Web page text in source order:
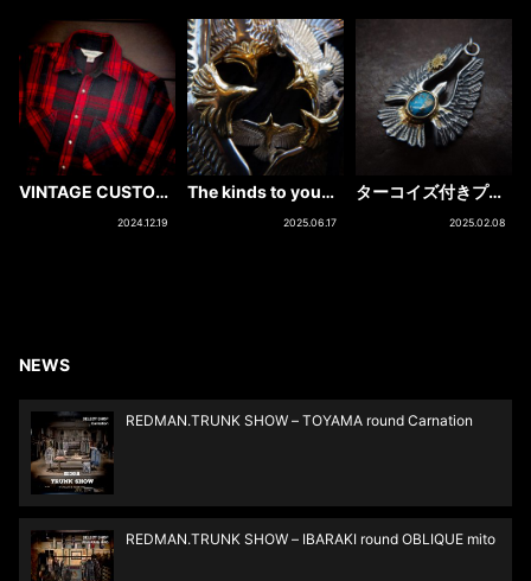
VINTAGE CUSTOM
2024.12.19
The kinds to young
2025.06.17
ターコイズ付きプレ
2025.02.08
NEWS
REDMAN.TRUNK SHOW – TOYAMA round Carnation
REDMAN.TRUNK SHOW – IBARAKI round OBLIQUE mito